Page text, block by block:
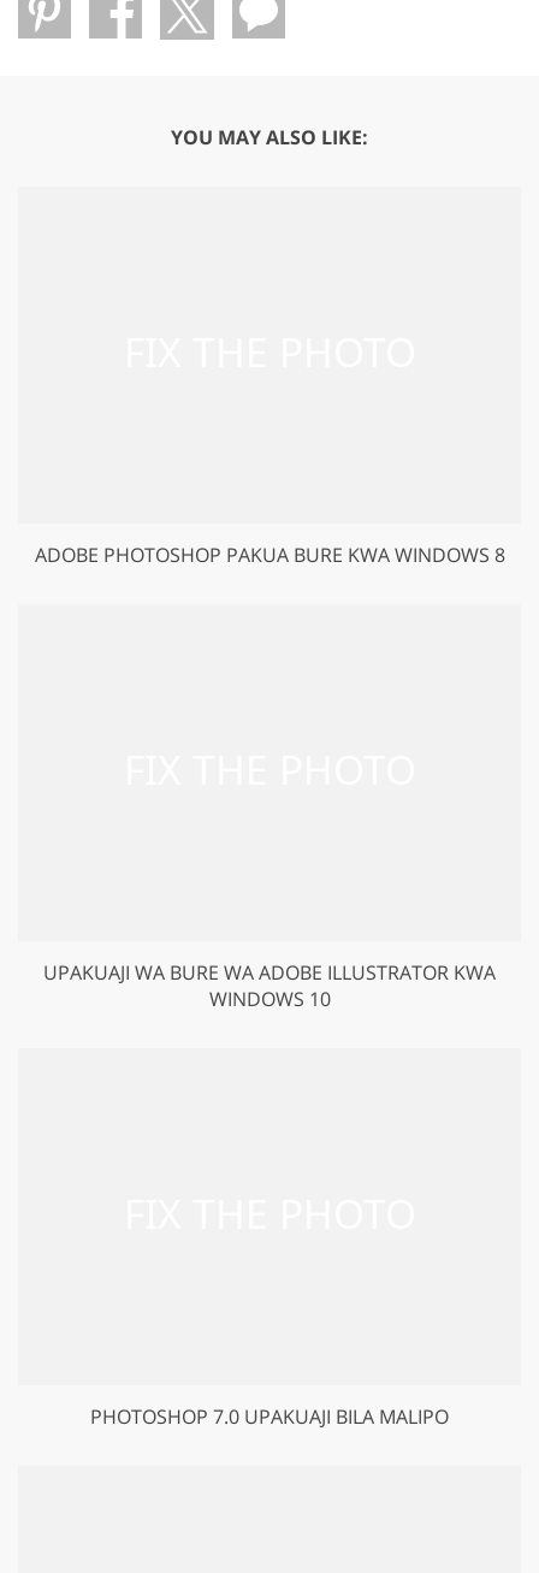
YOU MAY ALSO LIKE:
ADOBE PHOTOSHOP PAKUA BURE KWA WINDOWS 8
UPAKUAJI WA BURE WA ADOBE ILLUSTRATOR KWA
WINDOWS 10
PHOTOSHOP 7.0 UPAKUAJI BILA MALIPO